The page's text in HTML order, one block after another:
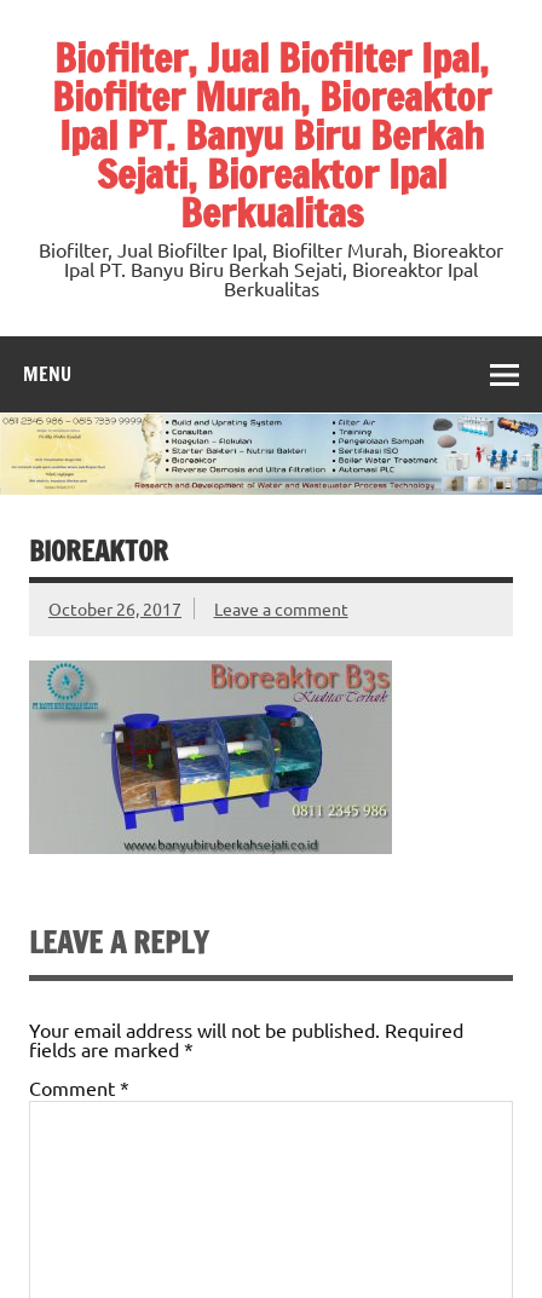
contentBiofilter, Jual Biofilter Ipal,
Biofilter Murah, Bioreaktor
Ipal PT. Banyu Biru Berkah
Sejati, Bioreaktor Ipal
Berkualitas
Biofilter, Jual Biofilter Ipal, Biofilter Murah, Bioreaktor
Ipal PT. Banyu Biru Berkah Sejati, Bioreaktor Ipal
Berkualitas
MENU
BIOREAKTOR
October 26, 2017 Leave a comment
LEAVE A REPLY
Your email address will not be published. Required
fields are marked *
Comment *